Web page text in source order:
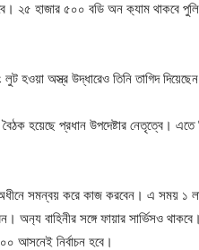
২৫ হাজার ৫০০ বডি অন ক‍্যাম থাকবে
লুট হওয়া অস্ত্র উদ্ধারেও তিনি তাগিদ
হয়েছে প্রধান উপদেষ্টার নেতৃত্বে। এতে
অধীনে সমন্বয় করে কাজ করবেন। এ সময় ১
অন‍্য বাহিনীর সঙ্গে ফায়ার সার্ভিসও
নির্বাচন হবে।